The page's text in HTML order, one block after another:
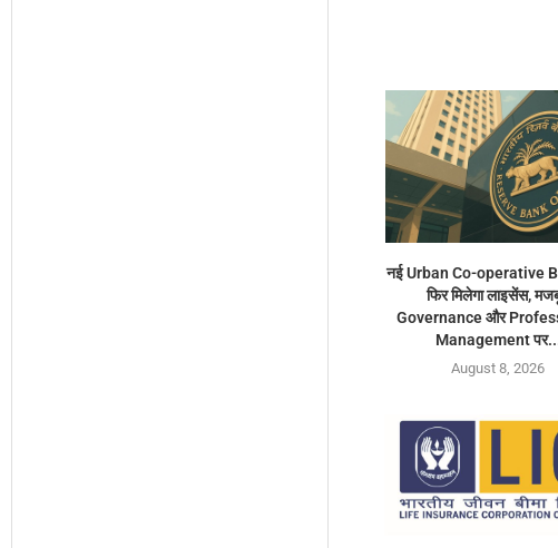
नई Urban Co-operative
फिर मिलेगा लाइसेंस,
Governance और
Management
August 8, 2026